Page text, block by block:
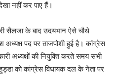
नहीं कर पाए हैं।
सैलजा के बाद उदयभान ऐसे चौथे
पद पर ताजपोशी हुई है। कांग्रेस
अध्यक्षों की नियुक्ति करते समय सभी
को कांग्रेस विधायक दल के नेता पर